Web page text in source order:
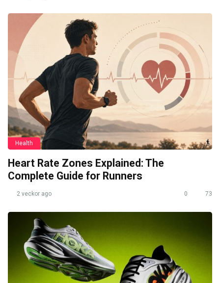
Health
Heart Rate Zones Explained: The
Complete Guide for Runners
2 veckor ago 0 73